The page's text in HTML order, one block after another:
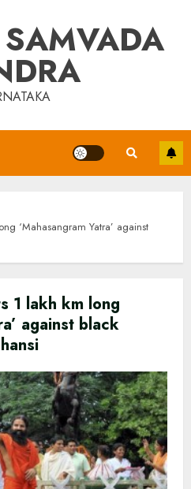
‘Mahasangram Yatra’ against
1 lakh km long
against black